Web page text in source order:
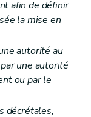
du 5 juin 2008, art. 2)
afin de définir
la mise en
autorité au
une autorité
ou par le
décrétales,